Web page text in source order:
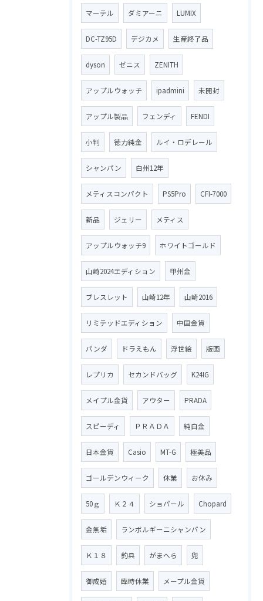
マーテル ダミアーニ LUMIX
DC-TZ95D デジカメ 生産終了品
dyson ゼニス ZENITH
アップルウォッチ ipadmini 未開封
アップル製品 フェンディ FENDI
小判 徳力純金 ルイ・ロデレール
シャンパン 白州12年
メティスコンパクト PS5Pro CFI-7000
新品 ジェリー メティス
アップルウォッチ9 ホワイトゴールド
山崎2024エディション 甲州金
ブレスレット 山崎12年 山崎2016
リミテッドエディション 中国金貨
パンダ ドラえもん 浮世絵 版画
レプリカ セカンドバッグ K24IG
メイプル金貨 アウター PRADA
スピーディ ＰＲＡＤＡ 純白金
日本金貨 Casio MT-G 極美品
ゴールデンウィーク 休業 お休み
50ｇ Ｋ２４ ショパール Chopard
金無垢 ランボルギーニシャンパン
Ｋ１８ 釣具 がまへら 兜
御成婚 臨時休業 メープル金貨